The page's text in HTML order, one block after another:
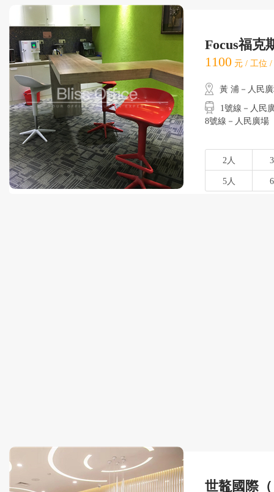
Focus福克
1100 元 / 工位
黃 浦－人民
1號線－人民廣
8號線－人民廣場
2人
5人
世鼇國際